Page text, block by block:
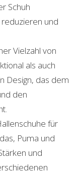
Schuh
reduzieren und
Vielzahl von
als auch
Design, das dem
den
für
Puma und
und